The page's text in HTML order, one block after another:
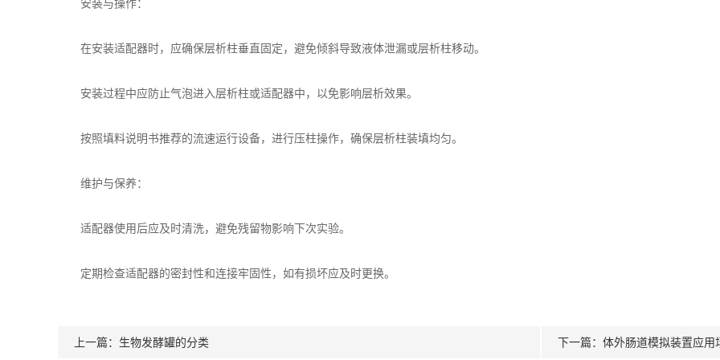
安装与操作：
在安装适配器时，应确保层析柱垂直固定，避免倾斜导致液体泄漏或层析柱移动。
安装过程中应防止气泡进入层析柱或适配器中，以免影响层析效果。
按照填料说明书推荐的流速运行设备，进行压柱操作，确保层析柱装填均匀。
维护与保养：
适配器使用后应及时清洗，避免残留物影响下次实验。
定期检查适配器的密封性和连接牢固性，如有损坏应及时更换。
上一篇： 生物发酵罐的分类 下一篇： 体外肠道模拟装置应用